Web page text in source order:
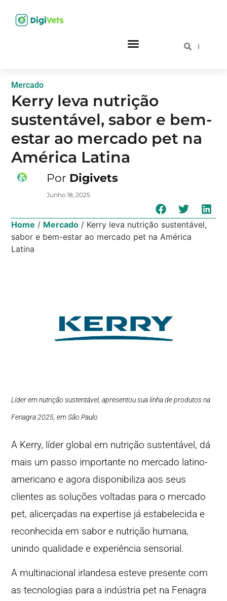
Mercado
Kerry leva nutrição
sustentável, sabor e bem-
estar ao mercado pet na
América Latina
Por Digivets
Junho 18, 2025
Home / Mercado / Kerry leva nutrição sustentável,
sabor e bem-estar ao mercado pet na América
Latina
Líder em nutrição sustentável, apresentou sua linha de produtos na
Fenagra 2025, em São Paulo
A Kerry, líder global em nutrição sustentável, dá
mais um passo importante no mercado latino-
americano e agora disponibiliza aos seus
clientes as soluções voltadas para o mercado
pet, alicerçadas na expertise já estabelecida e
reconhecida em sabor e nutrição humana,
unindo qualidade e experiência sensorial.
A multinacional irlandesa esteve presente com
as tecnologias para a indústria pet na Fenagra